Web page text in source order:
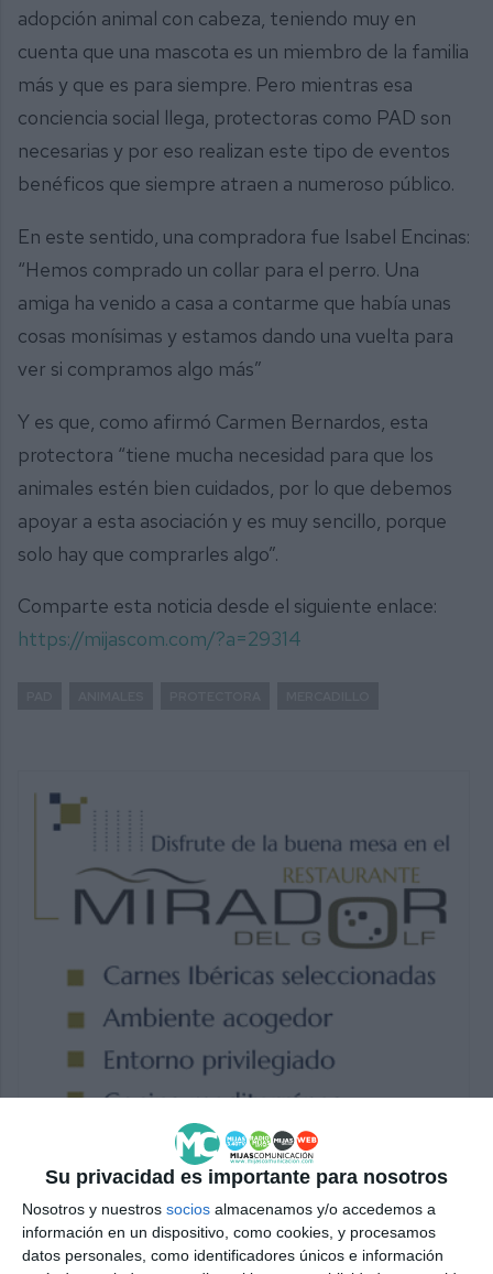
Su privacidad es importante para nosotros
Nosotros y nuestros socios almacenamos y/o accedemos a
información en un dispositivo, como cookies, y procesamos
datos personales, como identificadores únicos e información
adopción animal con cabeza, teniendo muy en
cuenta que una mascota es un miembro de la familia
más y que es para siempre. Pero mientras esa
conciencia social llega, protectoras como PAD son
necesarias y por eso realizan este tipo de eventos
benéficos que siempre atraen a numeroso público.
En este sentido, una compradora fue Isabel Encinas:
“Hemos comprado un collar para el perro. Una
amiga ha venido a casa a contarme que había unas
cosas monísimas y estamos dando una vuelta para
ver si compramos algo más”
Y es que, como afirmó Carmen Bernardos, esta
protectora “tiene mucha necesidad para que los
animales estén bien cuidados, por lo que debemos
apoyar a esta asociación y es muy sencillo, porque
solo hay que comprarles algo”.
Comparte esta noticia desde el siguiente enlace:
https://mijascom.com/?a=29314